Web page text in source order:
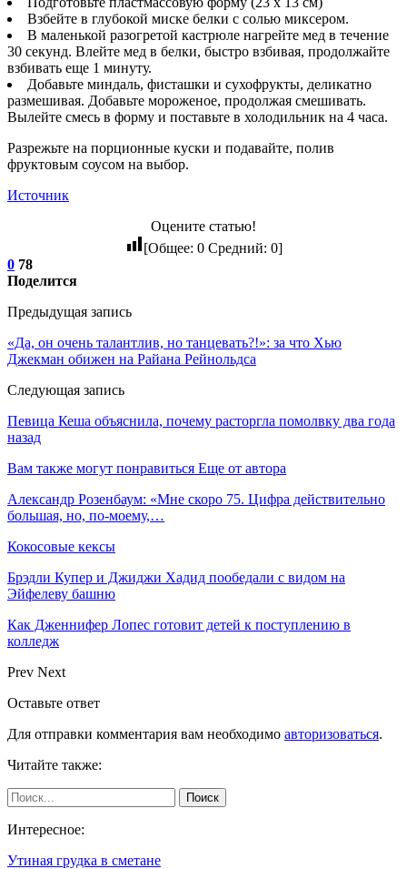
Взбейте в глубокой миске белки с солью миксером.
В маленькой разогретой кастрюле нагрейте мед в течение
30 секунд. Влейте мед в белки, быстро взбивая, продолжайте
взбивать еще 1 минуту.
Добавьте миндаль, фисташки и сухофрукты, деликатно
размешивая. Добавьте мороженое, продолжая смешивать.
Вылейте смесь в форму и поставьте в холодильник на 4 часа.
Разрежьте на порционные куски и подавайте, полив
фруктовым соусом на выбор.
Источник
Оцените статью!
[Общее: 0Средний: 0]
0 78
Поделится
Предыдущая запись
«Да, он очень талантлив, но танцевать?!»: за что Хью
Джекман обижен на Райана Рейнольдса
Следующая запись
Певица Кеша объяснила, почему расторгла помолвку два года
назад
Вам также могут понравиться Еще от автора
Александр Розенбаум: «Мне скоро 75. Цифра действительно
большая, но, по‑моему,…
Кокосовые кексы
Брэдли Купер и Джиджи Хадид пообедали с видом на
Эйфелеву башню
Как Дженнифер Лопес готовит детей к поступлению в
колледж
Prev Next
Оставьте ответ
Для отправки комментария вам необходимо авторизоваться.
Читайте также:
Интересное:
Утиная грудка в сметане